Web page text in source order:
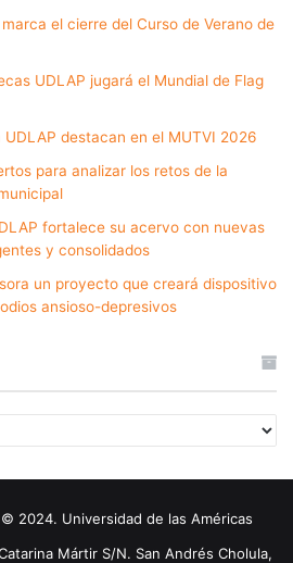
el cierre del Curso de Verano de
UDLAP jugará el Mundial de Flag
UDLAP destacan en el MUTVI 2026
para analizar los retos de la
fortalece su acervo con nuevas
y consolidados
un proyecto que creará dispositivo
ansioso-depresivos
2024. Universidad de las Américas
Mártir S/N. San Andrés Cholula,